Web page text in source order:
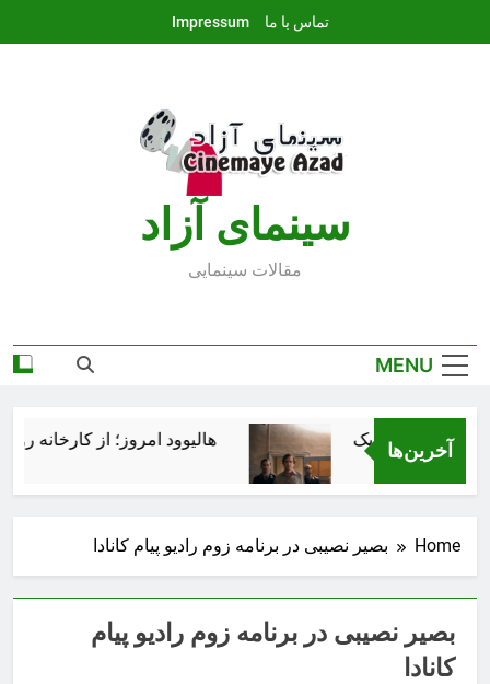
تماس با ما Impressum
سينماى آزاد
مقالات سينمايى
MENU
آخرین‌ها هالیوود امروز؛ از کارخانه
Home بصیر نصیبی در برنامه زوم رادیو پیام کانادا
بصیر نصیبی در برنامه زوم رادیو پیام
کانادا